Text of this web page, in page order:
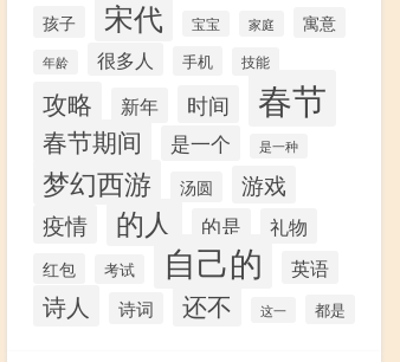
孩子 宋代 宝宝 家庭 寓意
年龄 很多人 手机 技能
攻略 新年 时间 春节
春节期间 是一个 是一种
梦幻西游 汤圆 游戏
疫情 的人 的是 礼物
红包 考试 自己的 英语
诗人 诗词 还不 这一 都是